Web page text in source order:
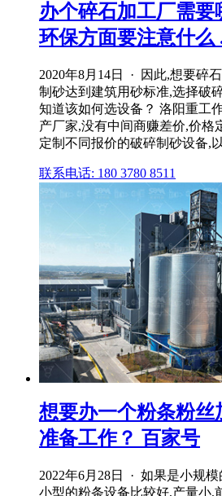
办个碎石加工厂需要
环保方面要注意什么
2020年8月14日 · 因此,想要碎
制砂达到建筑用砂标准,选择破
知道该如何选设备？ 洛阳重工
产厂家,没有中间商赚差价,价格
定制不同报价的破碎制砂设备,
联系电话: 180 3780 8511
想要办一个粉条粉丝
准备工作？ 百家号
2022年6月28日 · 如果是小规
小型的粉条设备比较好,产量小,